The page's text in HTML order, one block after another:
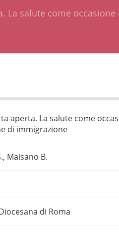
La salute come
aperta. La salute come
di immigrazione
Maisano B.
di Roma